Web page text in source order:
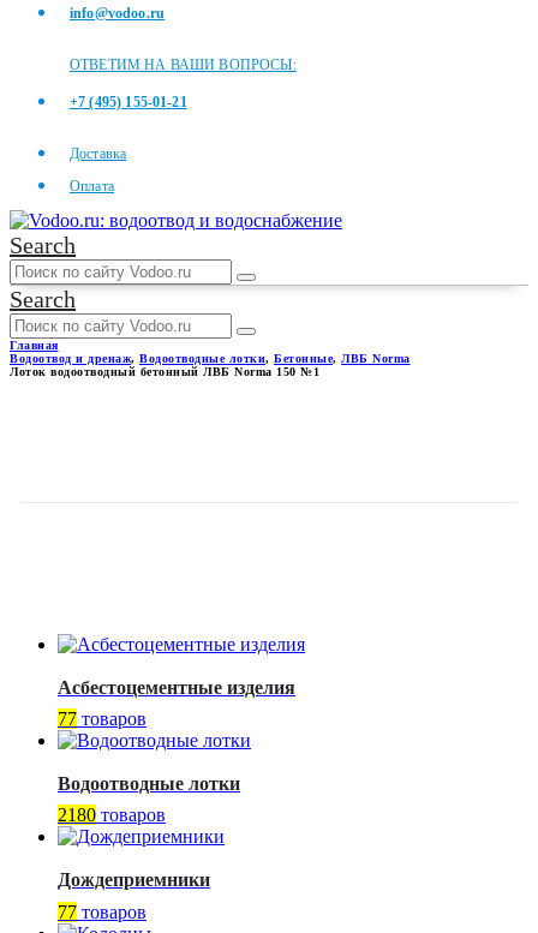
info@vodoo.ru
ОТВЕТИМ НА ВАШИ ВОПРОСЫ:
+7 (495) 155-01-21
Доставка
Оплата
Search
Search
Главная
Водоотвод и дренаж, Водоотводные лотки, Бетонные, ЛВБ Norma
Лоток водоотводный бетонный ЛВБ Norma 150 №1
Асбестоцементные изделия
77 товаров
Водоотводные лотки
2180 товаров
Дождеприемники
77 товаров